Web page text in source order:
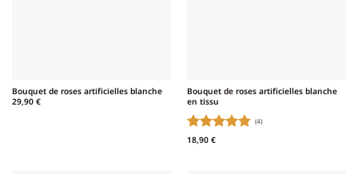
Bouquet de roses artificielles blanche
29,90 €
Bouquet de roses artificielles blanche
en tissu
Note
(4)
18,90 €